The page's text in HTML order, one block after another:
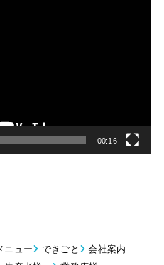
00:16
ニュー できごと
会社案内